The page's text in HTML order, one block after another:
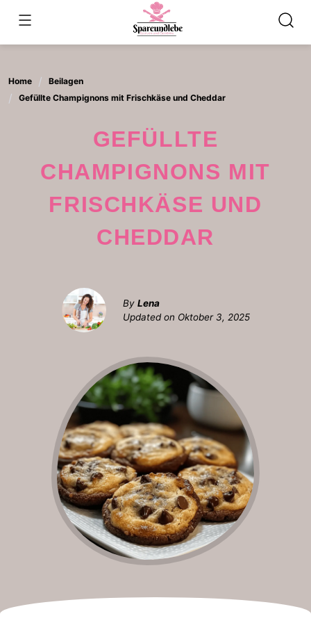
content
Home
Beilagen
Gefüllte Champignons mit Frischkäse und Cheddar
GEFÜLLTE
CHAMPIGNONS MIT
FRISCHKÄSE UND
CHEDDAR
By Lena
Updated on Oktober 3, 2025